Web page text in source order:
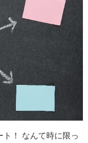
！ なんて時に限っ